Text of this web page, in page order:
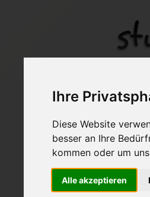
Ihre
Diese Website
besser an Ihre
kommen oder um
Alle akzeptieren